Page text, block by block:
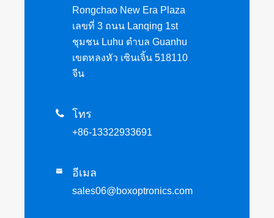
Rongchao New Era Plaza
เลขที่ 3 ถนน Lanqing 1st
ชุมชน Luhu ตำบล Guanhu
เขตหลงหัว เซินเจิ้น 518110
จีน
 โทร
+86-13322933691
 อีเมล
sales06@boxoptronics.com